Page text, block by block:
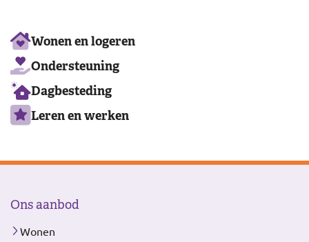
Ons
aanbod
Wonen en logeren
Ondersteuning
Dagbesteding
Leren en werken
Ons aanbod
Wonen